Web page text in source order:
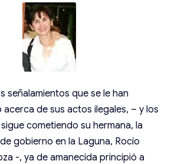
señalamientos que se le han
de sus actos ilegales, – y los
cometiendo su hermana, la
gobierno en la Laguna, Rocío
-, ya de amanecida principió a